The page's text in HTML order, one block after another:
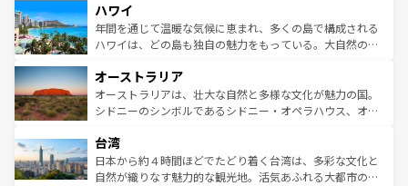
ば市内交通費無料で観光を楽しむこともできる。 なお、新
着のスイス情報はコンテンツ一覧 を参照してほしい。
のような巨大都市は、観光、ショッピング、エンターテイ
ンメントが詰まった刺激的なスポットだ。一方、アメリカ
西部には大自然が広がり、グランドキャニオンやイエロー
部のニューオーリンズでは、音楽と美食が融合した独特の
文化が魅力。旅行者はアメリカの各地域で異なる魅力を楽
しみながら、その多様性と豊かな歴史を感じることができ
ならではの贅沢な旅のスタイルだ。 なお、新着のアメリカ
情報はコンテンツ一覧を参照してほしい。
ハワイ
年間を通じて温暖な気候に恵まれ、多くの島で構成される
ハワイは、どの島も独自の魅力をもっている。大自然の神
ワイ島は見逃せない。また、定番の観光地といえばオアフ
島だが、静かな自然を求めるならマウイ島やカウアイ島が
おすすめ。エメラルドグリーンに輝く海をはじめ、豊かな
れるおもてなしの心で訪れる人々を迎えてくれるハワイの
人々、おいしいローカルフードやハワイアンミュージッ
ク、伝統的なフラダンスなど、すべてがハワイの魅力を彩
オーストラリア
オーストラリアは、壮大な自然と多様な文化が魅力の国。
シドニーのシンボルであるシドニー・オペラハウス、オー
リアリーフや大陸中央部にそびえるウルル（エアーズロッ
ク）、タスマニアの美しい原生林やケアンズの熱帯雨林な
ど、見どころがたくさん。また、カフェやワイン、オージ
台湾
日本から約４時間ほどでたどり着く台湾は、多彩な文化と
自然が織りなす魅力的な観光地。活気あふれる大都市の台